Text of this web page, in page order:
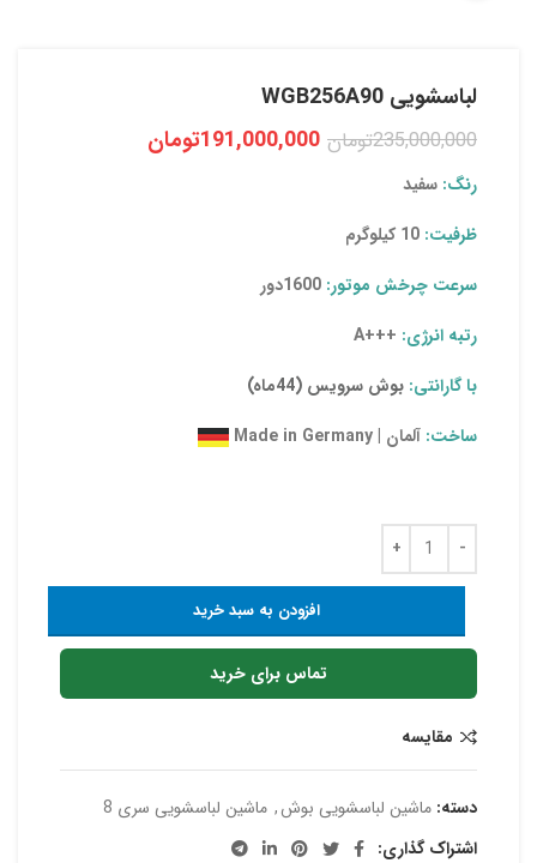
لباسشویی WGB256A90
235,000,000تومان 191,000,000تومان
رنگ: سفید
ظرفیت:
سرعت چرخش موتور:
رتبه انرژی: +++A
با گارانتی: بوش سرویس (44ماه)
ساخت: آلمان | Made in Germany
افزودن به سبد خرید
تماس برای خرید
مقایسه
دسته: ماشین لباسشویی بوش, ماشین لباسشویی سری 8
اشتراک گذاری: